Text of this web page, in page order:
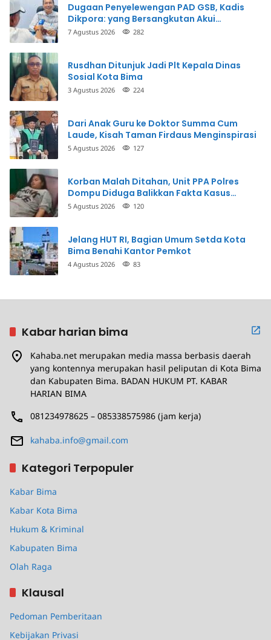
Dugaan Penyelewengan PAD GSB, Kadis
Dikpora: yang Bersangkutan Akui
Perbuatannya dan Siap Mengembalikan
7 Agustus 2026 282
Rusdhan Ditunjuk Jadi Plt Kepala Dinas
Sosial Kota Bima
3 Agustus 2026 224
Dari Anak Guru ke Doktor Summa Cum
Laude, Kisah Taman Firdaus Menginspirasi
5 Agustus 2026 127
Korban Malah Ditahan, Unit PPA Polres
Dompu Diduga Balikkan Fakta Kasus
Penganiayaan
5 Agustus 2026 120
Jelang HUT RI, Bagian Umum Setda Kota
Bima Benahi Kantor Pemkot
4 Agustus 2026 83
Kabar harian bima
Kahaba.net merupakan media massa berbasis daerah
yang kontennya merupakan hasil peliputan di Kota Bima
dan Kabupaten Bima. BADAN HUKUM PT. KABAR
HARIAN BIMA
081234978625 – 085338575986 (jam kerja)
kahaba.info@gmail.com
Kategori Terpopuler
Kabar Bima
Kabar Kota Bima
Hukum & Kriminal
Kabupaten Bima
Olah Raga
Klausal
Pedoman Pemberitaan
Kebijakan Privasi